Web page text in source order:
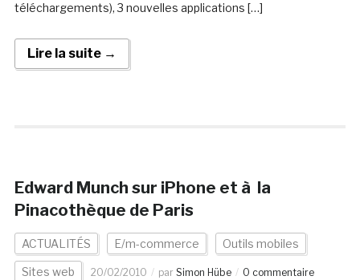
téléchargements), 3 nouvelles applications […]
Lire la suite →
Edward Munch sur iPhone et à la
Pinacothèque de Paris
ACTUALITÉS E/m-commerce Outils mobiles
Sites web 20/02/2010 par Simon Hübe 0 commentaire